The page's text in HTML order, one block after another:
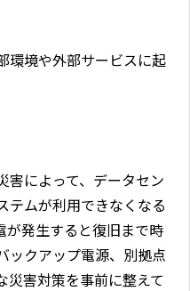
環境や外部サービスに起
害によって、データセン
テムが利用できなくなる
が発生すると復旧まで時
ックアップ電源、別拠点
災害対策を事前に整えて